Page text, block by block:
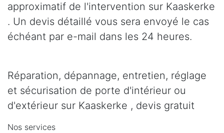
approximatif de l'intervention sur Kaaskerke
. Un devis détaillé vous sera envoyé le cas
échéant par e-mail dans les 24 heures.
Réparation, dépannage, entretien, réglage
et sécurisation de porte d'intérieur ou
d'extérieur sur Kaaskerke , devis gratuit
Nos services